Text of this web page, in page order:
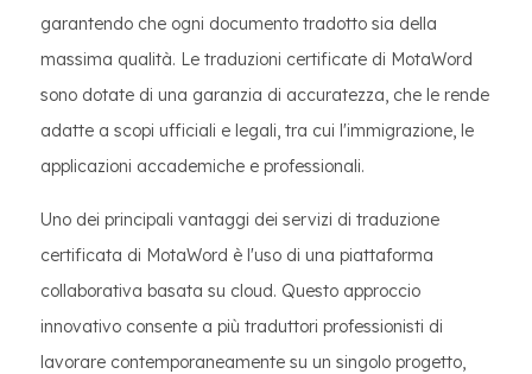
garantendo che ogni documento tradotto sia della
massima qualità. Le traduzioni certificate di MotaWord
sono dotate di una garanzia di accuratezza, che le rende
adatte a scopi ufficiali e legali, tra cui l'immigrazione, le
applicazioni accademiche e professionali.
Uno dei principali vantaggi dei servizi di traduzione
certificata di MotaWord è l'uso di una piattaforma
collaborativa basata su cloud. Questo approccio
innovativo consente a più traduttori professionisti di
lavorare contemporaneamente su un singolo progetto,